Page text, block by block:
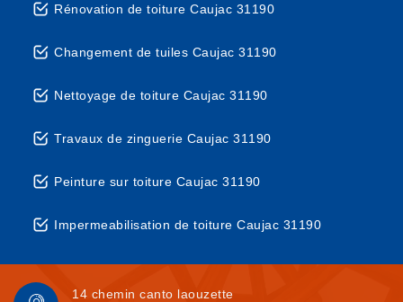
Rénovation de toiture Caujac 31190
Changement de tuiles Caujac 31190
Nettoyage de toiture Caujac 31190
Travaux de zinguerie Caujac 31190
Peinture sur toiture Caujac 31190
Impermeabilisation de toiture Caujac 31190
14 chemin canto laouzette